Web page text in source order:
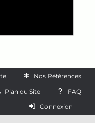
Nos Références
Plan du Site
FAQ
Connexion